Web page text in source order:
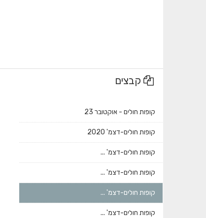
קבצים
קופות חולים - אוקטובר 23
קופות חולים-דצמ' 2020
קופות חולים-דצמ' ...
קופות חולים-דצמ' ...
קופות חולים-דצמ' ...
קופות חולים-דצמ' ...